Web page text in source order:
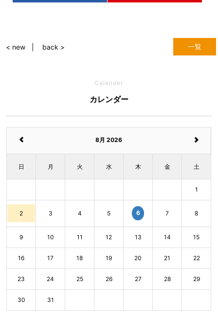
一覧
< new back >
Calender
カレンダー
8月 2026
日 月 火 水 木 金 土
1
2 3 4 5 6 7 8
9 10 11 12 13 14 15
16 17 18 19 20 21 22
23 24 25 26 27 28 29
30 31